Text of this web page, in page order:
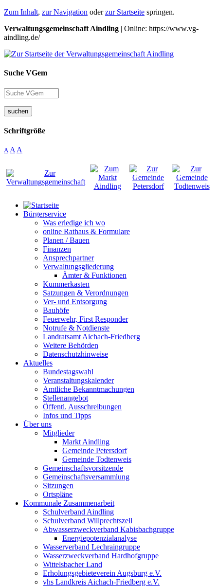
Zum Inhalt, zur Navigation oderzur Startseite springen.
Verwaltungsgemeinschaft Aindling | Online: https://www.vg-
aindling.de/
Suche VGem
suchen
Schriftgröße
A A A
Bürgerservice
Was erledige ich wo
online Rathaus & Formulare
Planen / Bauen
Finanzen
Ansprechpartner
Verwaltungsgliederung
Ämter & Funktionen
Kummerkasten
Satzungen & Verordnungen
Ver- und Entsorgung
Bauhöfe
Feuerwehr, First Responder
Notrufe & Notdienste
Landratsamt Aichach-Friedberg
Weitere Behörden
Datenschutzhinweise
Aktuelles
Bundestagswahl
Veranstaltungskalender
Amtliche Bekanntmachungen
Stellenangebot
Öffentl. Ausschreibungen
Infos und Tipps
Über uns
Mitglieder
Markt Aindling
Gemeinde Petersdorf
Gemeinde Todtenweis
Gemeinschaftsvorsitzende
Gemeinschaftsversammlung
Sitzungen
Ortspläne
Kommunale Zusammenarbeit
Schulverband Aindling
Schulverband Willprechtszell
Abwasserzweckverband Kabisbachgruppe
Energiepotenzialanalyse
Wasserverband Lechraingruppe
Wasserzweckverband Hardhofgruppe
Wittelsbacher Land
Erholungsgebieteverein Augsburg e.V.
vhs Landkreis Aichach-Friedberg e.V.